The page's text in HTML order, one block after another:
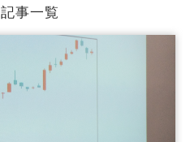
事一覧